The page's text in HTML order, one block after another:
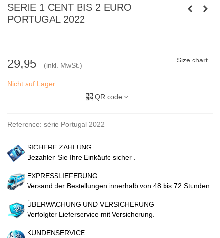
SERIE 1 CENT BIS 2 EURO
PORTUGAL 2022
29,95 (inkl. MwSt.)
Size chart
Nicht auf Lager
QR code
Reference: série Portugal 2022
SICHERE ZAHLUNG
Bezahlen Sie Ihre Einkäufe sicher .
EXPRESSLIEFERUNG
Versand der Bestellungen innerhalb von 48 bis 72 Stunden
ÜBERWACHUNG UND VERSICHERUNG
Verfolgter Lieferservice mit Versicherung.
KUNDENSERVICE